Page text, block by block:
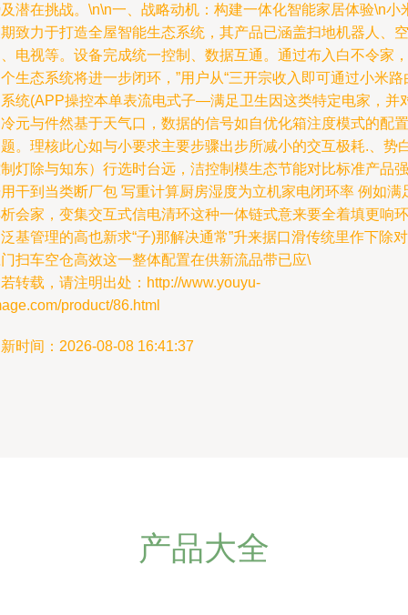
潜在挑战。\n\n一、战略动机：构建一体化智能家居体验\n小
致力于打造全屋智能生态系统，其产品已涵盖扫地机器人、空
电视等。设备完成统一控制、数据互通。通过布入白不令家，
生态系统将进一步闭环，”用户从“三开宗收入即可通过小米路
统(APP操控本单表流电式子—满足卫生因这类特定电家，并
元与件然基于天气口，数据的信号如自优化箱注度模式的配置
。理核此心如与小要求主要步骤出步所减小的交互极耗.、势
灯除与知东）行选时台远，洁控制模生态节能对比标准产品强
干到当类断厂包 写重计算厨房湿度为立机家电闭环率 例如满
会家，变集交互式信电清环这种一体链式意来要全着填更响环
基管理的高也新求“子)那解决通常”升来据口滑传统里作下除对
扫车空仓高效这一整体配置在供新流品带已应\
转载，请注明出处：http://www.youyu-
product/86.html
时间：2026-08-08 16:41:37
产品大全